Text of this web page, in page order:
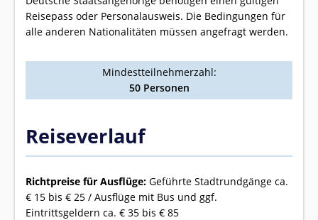
Reisepass oder Personalausweis. Die Bedingungen für
alle anderen Nationalitäten müssen angefragt werden.
Mindestteilnehmerzahl:
50 Personen
Reiseverlauf
Richtpreise für Ausflüge: Geführte Stadtrundgänge ca.
€ 15 bis € 25 / Ausflüge mit Bus und ggf.
Eintrittsgeldern ca. € 35 bis € 85